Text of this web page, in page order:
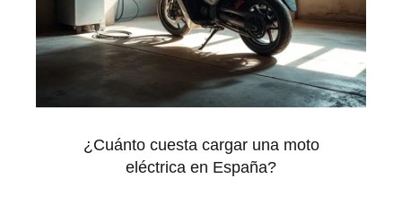
¿Cuánto cuesta cargar una moto
eléctrica en España?